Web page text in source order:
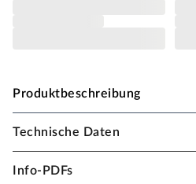
Produktbeschreibung
WOODTEX Gartenhaus
Technische Daten
Info-PDFs